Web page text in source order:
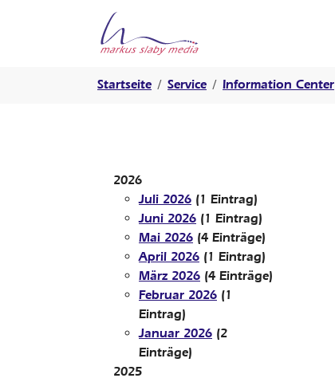
Springe zur Hauptnavigation
Springe zum Hauptinhalt
Springe zur Fußzeile der Seite
Startseite Service Information Center
2026
Juli 2026 (1 Eintrag)
Juni 2026 (1 Eintrag)
Mai 2026 (4 Einträge)
April 2026 (1 Eintrag)
März 2026 (4 Einträge)
Februar 2026 (1
Eintrag)
Januar 2026 (2
Einträge)
2025